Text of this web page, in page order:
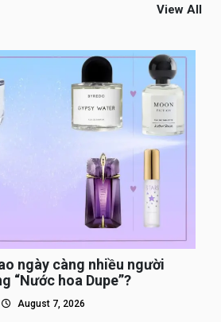
View All
ngày càng nhiều người
“Nước hoa Dupe”?
August 7, 2026